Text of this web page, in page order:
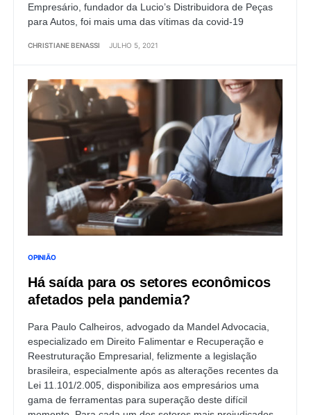
Empresário, fundador da Lucio’s Distribuidora de Peças
para Autos, foi mais uma das vítimas da covid-19
CHRISTIANE BENASSI JULHO 5, 2021
OPINIÃO
Há saída para os setores econômicos
afetados pela pandemia?
Para Paulo Calheiros, advogado da Mandel Advocacia,
especializado em Direito Falimentar e Recuperação e
Reestruturação Empresarial, felizmente a legislação
brasileira, especialmente após as alterações recentes da
Lei 11.101/2.005, disponibiliza aos empresários uma
gama de ferramentas para superação deste difícil